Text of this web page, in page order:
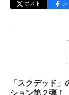
ポスト シ
「スクデッド
ション第２弾！